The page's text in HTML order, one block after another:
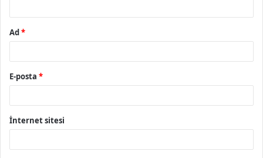
Ad*
E-posta *
İnternet sitesi